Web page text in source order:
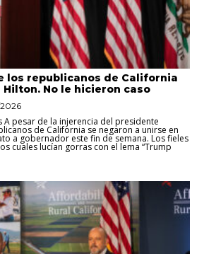
los republicanos de California
Hilton. No le hicieron caso
A pesar de la injerencia del presidente
de California se negaron a unirse en
a gobernador este fin de semana. Los fieles
cuales lucían gorras con el lema “Trump